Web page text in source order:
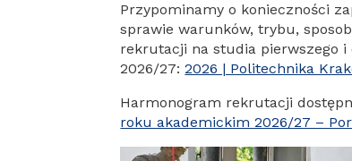
Przypominamy o konieczności
sprawie warunków, trybu,
rekrutacji na studia pierwszego
2026/27:2026 | Politechnika
Harmonogram rekrutacji
roku akademickim 2026/27 –